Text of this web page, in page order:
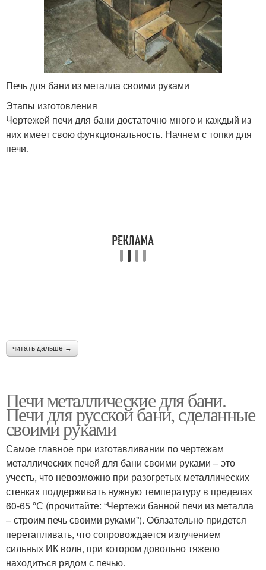
Печь для бани из металла своими руками
Этапы изготовления
Чертежей печи для бани достаточно много и каждый из
них имеет свою функциональность. Начнем с топки для
печи.
читать дальше →
Печи металлические для бани.
Печи для русской бани, сделанные
своими руками
Самое главное при изготавливании по чертежам
металлических печей для бани своими руками – это
учесть, что невозможно при разогретых металлических
стенках поддерживать нужную температуру в пределах
60-65 ºС (прочитайте: “Чертежи банной печи из металла
– строим печь своими руками”). Обязательно придется
перетапливать, что сопровождается излучением
сильных ИК волн, при котором довольно тяжело
находиться рядом с печью.